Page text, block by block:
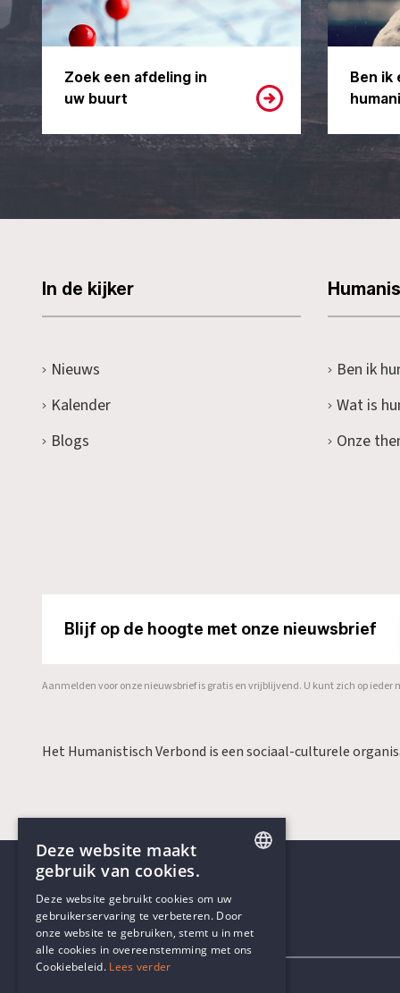
Zoek een afdeling in
uw buurt
Ben ik
In de kijker
Nieuws
Kalender
Blogs
Ben ik
Wat is
Onze
Blijf op de hoogte met onze nieuwsbrief
Aanmelden voor onze nieuwsbrief is gratis en vrijblijvend. U kunt zich op ieder
Het Humanistisch Verbond is een sociaal-culturele
Contactgegevens
DUTCH
Deze website maakt
gebruik van cookies.
Deze website gebruikt cookies om uw
gebruikerservaring te verbeteren. Door
onze website te gebruiken, stemt u in met
alle cookies in overeenstemming met ons
Cookiebeleid. Lees verder